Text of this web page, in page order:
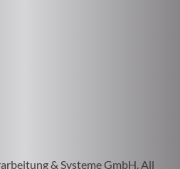
& Systeme GmbH. All